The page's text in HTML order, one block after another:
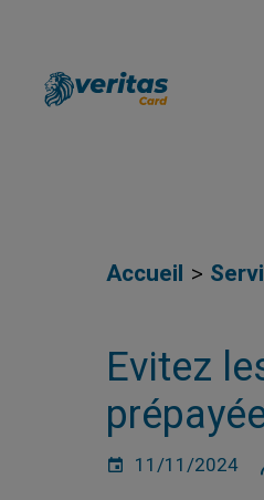
Accueil
Evitez
11/11/2024